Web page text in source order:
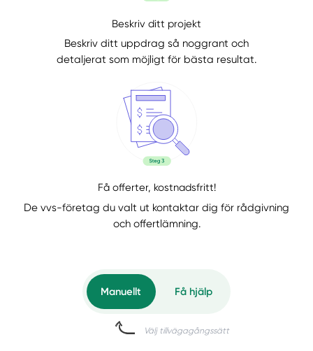
Beskriv ditt projekt
Beskriv ditt uppdrag så noggrant och
detaljerat som möjligt för bästa resultat.
Få offerter, kostnadsfritt!
De vvs-företag du valt ut kontaktar dig för rådgivning
och offertlämning.
Manuellt Få hjälp
Välj tillvägagångssätt